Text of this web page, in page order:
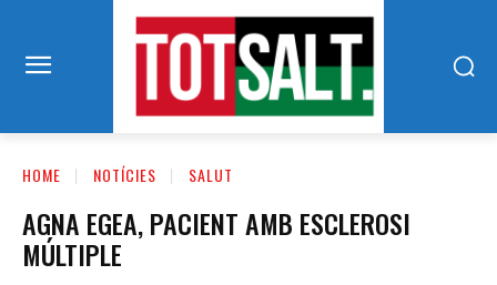
HOME NOTÍCIES SALUT
AGNA EGEA, PACIENT AMB ESCLEROSI
MÚLTIPLE